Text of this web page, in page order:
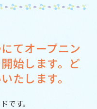
てオープニン
始します。ど
たします。
です。